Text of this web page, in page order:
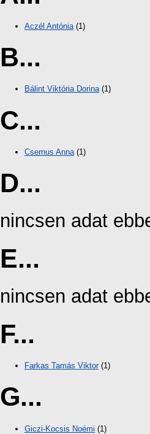
Aczél Antónia(1)
B...
Bálint Viktória Dorina(1)
C...
Csernus Anna (1)
D...
nincsen adat
E...
nincsen adat
F...
Farkas Tamás Viktor(1)
G...
Giczi-Kocsis Noémi (1)